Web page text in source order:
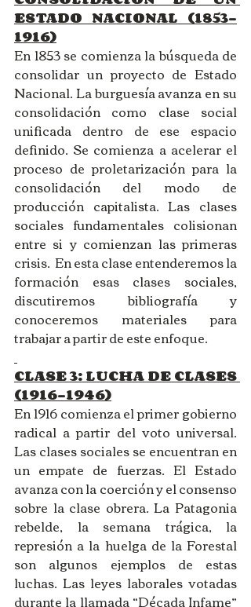
ESTADO NACIONAL (1853-
1916)
En 1853 se comienza la búsqueda de
consolidar un proyecto de Estado
Nacional. La burguesía avanza en su
consolidación como clase social
unificada dentro de ese espacio
definido. Se comienza a acelerar el
proceso de proletarización para la
consolidación del modo de
producción capitalista. Las clases
sociales fundamentales colisionan
entre si y comienzan las primeras
crisis.  En esta clase entenderemos la
formación esas clases sociales,
discutiremos bibliografía y
conoceremos materiales para
trabajar a partir de este enfoque.
CLASE 3: LUCHA DE CLASES
(1916-1946)
En 1916 comienza el primer gobierno
radical a partir del voto universal.
Las clases sociales se encuentran en
un empate de fuerzas. El Estado
avanza con la coerción y el consenso
sobre la clase obrera. La Patagonia
rebelde, la semana trágica, la
represión a la huelga de la Forestal
son algunos ejemplos de estas
luchas. Las leyes laborales votadas
durante la llamada “Década Infame”